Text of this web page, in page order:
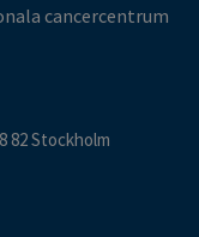
cancercentrum
82 Stockholm